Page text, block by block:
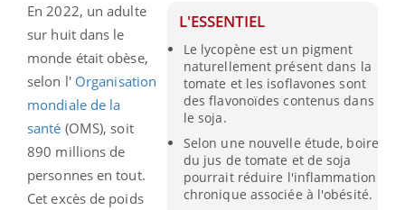
L'ESSENTIEL
Le lycopène est un pigment
naturellement présent dans la
tomate et les isoflavones sont
des flavonoïdes contenus dans
le soja.
Selon une nouvelle étude, boire
du jus de tomate et de soja
pourrait réduire l'inflammation
chronique associée à l'obésité.
En 2022, un adulte
sur huit dans le
monde était obèse,
selon l' Organisation
mondiale de la
santé (OMS), soit
890 millions de
personnes en tout.
Cet excès de poids